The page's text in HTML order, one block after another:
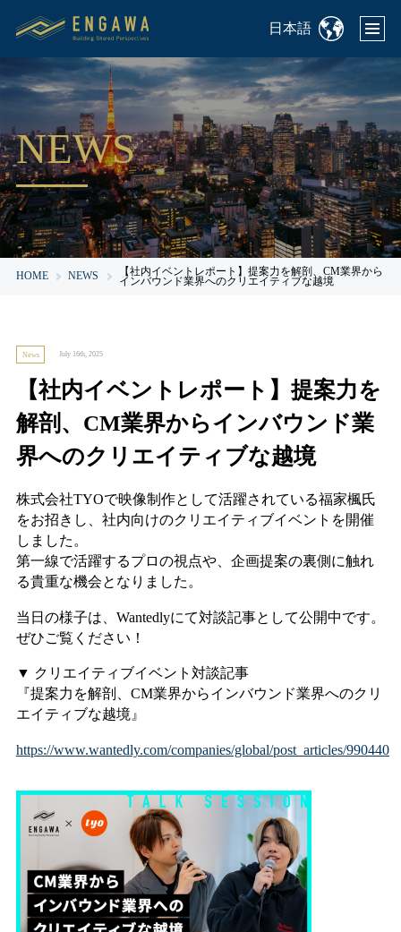
日本語
NEWS
HOME NEWS
【社内イベントレポート】提案力を解剖、CM業界から
インバウンド業界へのクリエイティブな越境
News July 16th, 2025
【社内イベントレポート】提案力を
解剖、CM業界からインバウンド業
界へのクリエイティブな越境
株式会社TYOで映像制作として活躍されている福家楓氏
をお招きし、社内向けのクリエイティブイベントを開催
しました。
第一線で活躍するプロの視点や、企画提案の裏側に触れ
る貴重な機会となりました。
当日の様子は、Wantedlyにて対談記事として公開中です。
ぜひご覧ください！
▼ クリエイティブイベント対談記事
『提案力を解剖、CM業界からインバウンド業界へのクリ
エイティブな越境』
https://www.wantedly.com/companies/global/post_articles/990440